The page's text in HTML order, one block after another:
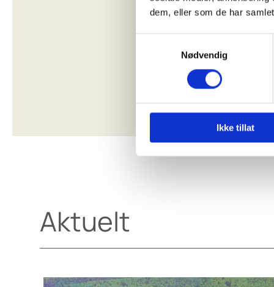
dem, eller som de har
Nødvendig
Ikke tillat
Aktuelt